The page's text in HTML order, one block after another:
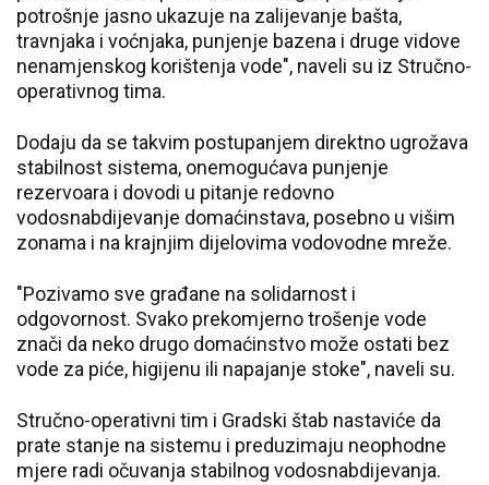
potrošnje jasno ukazuje na zalijevanje bašta,
travnjaka i voćnjaka, punjenje bazena i druge vidove
nenamjenskog korištenja vode", naveli su iz Stručno-
operativnog tima.
Dodaju da se takvim postupanjem direktno ugrožava
stabilnost sistema, onemogućava punjenje
rezervoara i dovodi u pitanje redovno
vodosnabdijevanje domaćinstava, posebno u višim
zonama i na krajnjim dijelovima vodovodne mreže.
"Pozivamo sve građane na solidarnost i
odgovornost. Svako prekomjerno trošenje vode
znači da neko drugo domaćinstvo može ostati bez
vode za piće, higijenu ili napajanje stoke", naveli su.
Stručno-operativni tim i Gradski štab nastaviće da
prate stanje na sistemu i preduzimaju neophodne
mjere radi očuvanja stabilnog vodosnabdijevanja.